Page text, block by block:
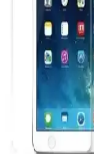
10. Nesil için
deneyimi
M.TK Moveteck
kullanıcılarına
görüntü sağlar. Kolay
ECR MOBILE
iPad Pro 13 M4
Apple iPad Pro 13
ekran koruyucu,
kolay uygulama ve